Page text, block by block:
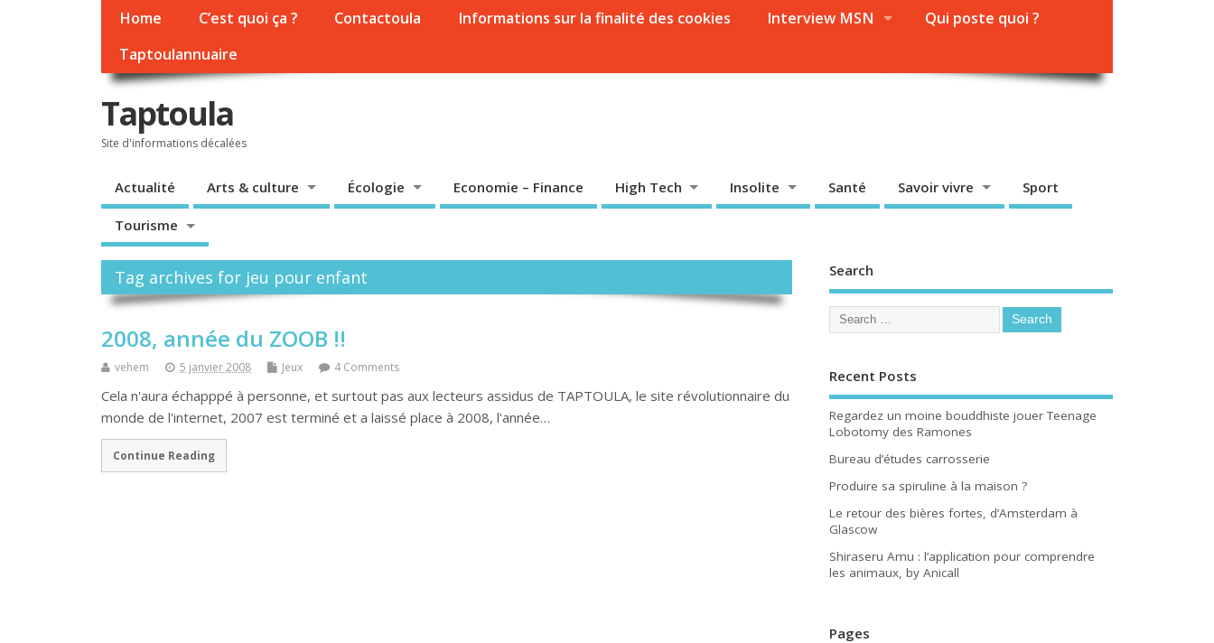
Home C’est quoi ça ? Contactoula Informations sur la finalité des cookies Interview MSN
Qui poste quoi ?
Taptoulannuaire
Taptoula
Site d'informations décalées
Actualité Arts & culture Écologie Economie – Finance High Tech Insolite Santé Savoir vivre Sport
Tourisme
Tag archives for jeu pour enfant
2008, année du ZOOB !!
vehem 5 janvier 2008 Jeux 4 Comments
Cela n'aura échapppé à personne, et surtout pas aux lecteurs assidus de TAPTOULA, le site révolutionnaire du
monde de l'internet, 2007 est terminé et a laissé place à 2008, l'année…
Continue Reading
Search
Recent Posts
Regardez un moine bouddhiste jouer Teenage
Lobotomy des Ramones
Bureau d’études carrosserie
Produire sa spiruline à la maison ?
Le retour des bières fortes, d’Amsterdam à
Glascow
Shiraseru Amu : l’application pour comprendre
les animaux, by Anicall
Pages